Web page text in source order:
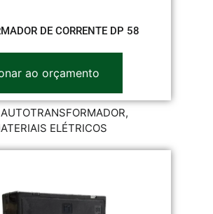
DE CORRENTE DP 58
ao orçamento
AUTOTRANSFORMADOR,
ELÉTRICOS